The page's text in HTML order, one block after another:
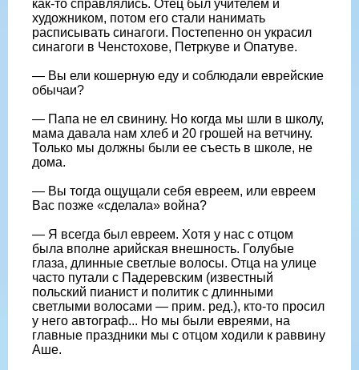
как-то справлялись. Отец был учителем и
художником, потом его стали нанимать
расписывать синагоги. Постепенно он украсил
синагоги в Ченстохове, Петркуве и Опатуве.
— Вы ели кошерную еду и соблюдали еврейские
обычаи?
— Папа не ел свинину. Но когда мы шли в школу,
мама давала нам хлеб и 20 грошей на ветчину.
Только мы должны были ее съесть в школе, не
дома.
— Вы тогда ощущали себя евреем, или евреем
Вас позже «сделала» война?
— Я всегда был евреем. Хотя у нас с отцом
была вполне арийская внешность. Голубые
глаза, длинные светлые волосы. Отца на улице
часто путали с Падеревским (известный
польский пианист и политик с длинными
светлыми волосами — прим. ред.), кто-то просил
у него автограф... Но мы были евреями, на
главные праздники мы с отцом ходили к раввину
Аше.